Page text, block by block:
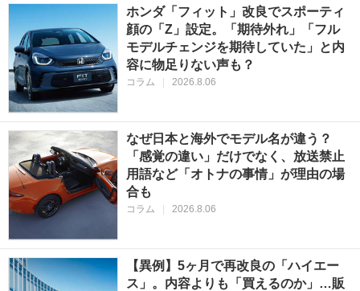
ホンダ「フィット」改良でスポーティ
顔の「Z」設定。「期待外れ」「フル
モデルチェンジを期待していた」と内
容に物足りない声も？
コラム 2026.8.06
なぜ日本と海外でモデル名が違う？
「感覚の違い」だけでなく、放送禁止
用語など「オトナの事情」が理由の場
合も
コラム | 2026.8.06
【異例】5ヶ月で再改良の「ハイエー
ス」。内容よりも「買えるのか」…販